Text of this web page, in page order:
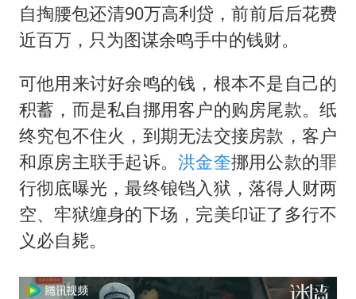
自掏腰包还清90万高利贷，前前后后花费
近百万，只为图谋余鸣手中的钱财。
可他用来讨好余鸣的钱，根本不是自己的
积蓄，而是私自挪用客户的购房尾款。纸
终究包不住火，到期无法交接房款，客户
和原房主联手起诉。洪金奎挪用公款的罪
行彻底曝光，最终锒铛入狱，落得人财两
空、牢狱缠身的下场，完美印证了多行不
义必自毙。